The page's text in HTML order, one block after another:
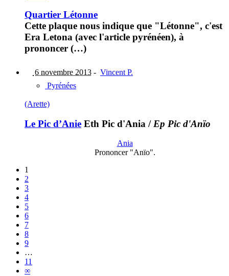
Quartier Létonne
Cette plaque nous indique que "Létonne", c'est
Era Letona (avec l'article pyrénéen), à
prononcer (…)
6 novembre 2013 - Vincent P.
Pyrénées
(Arette)
Le Pic d’Anie Eth Pic d'Ania / Ep Pic d'Anïo
Ania
Prononcer "Anïo".
1
2
3
4
5
6
7
8
9
…
11
∞